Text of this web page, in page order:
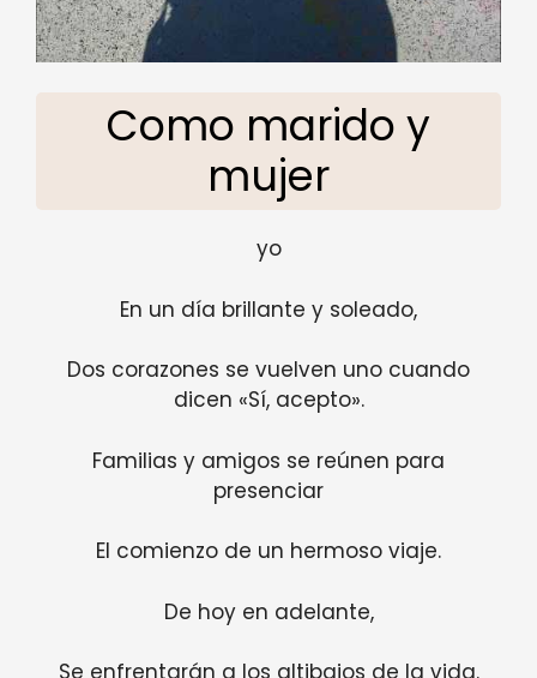
Como marido y
mujer
yo
En un día brillante y soleado,
Dos corazones se vuelven uno cuando
dicen «Sí, acepto».
Familias y amigos se reúnen para
presenciar
El comienzo de un hermoso viaje.
De hoy en adelante,